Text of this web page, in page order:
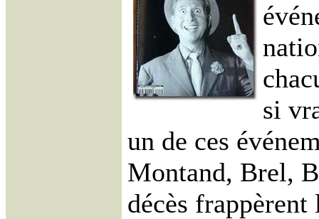
si
un de ces
Montand, Brel,
décès